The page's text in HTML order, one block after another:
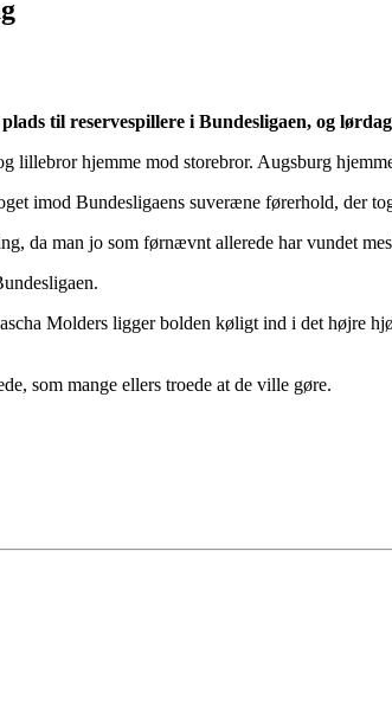
til reservespillere i Bundesligaen, og
lillebror hjemme mod storebror. Augsburg
imod Bundesligaens suveræne førerhold, der
da man jo som førnævnt allerede har vundet
Molders ligger bolden køligt ind i det højre
som mange ellers troede at de ville gøre.